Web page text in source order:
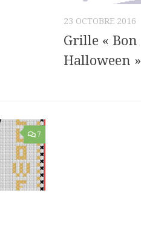
23 OCTOBRE 2016
Grille « Bon
Halloween »
7